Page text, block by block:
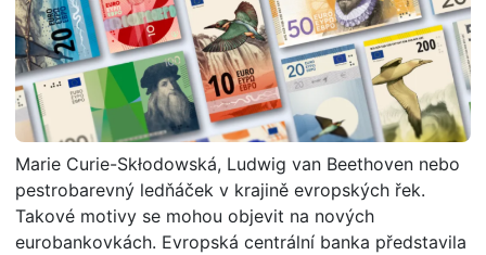
Marie Curie-Skłodowská, Ludwig van Beethoven nebo
pestrobarevný ledňáček v krajině evropských řek.
Takové motivy se mohou objevit na nových
eurobankovkách. Evropská centrální banka představila